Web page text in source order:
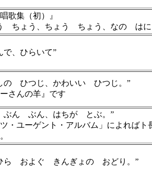
歌集（初）』
ちょう、ちょう ちょう、なの は
で、ひらいて”
の ひつじ、かわいい ひつじ。”
ーさんの羊』です
ん ぶん、はちが とぶ。”
ツ・ユーゲント・アルバム」によればト
ら およぐ きんぎょの おどり。”